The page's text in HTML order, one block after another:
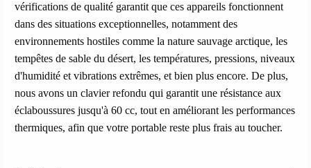
vérifications de qualité garantit que ces appareils fonctionnent
dans des situations exceptionnelles, notamment des
environnements hostiles comme la nature sauvage arctique, les
tempêtes de sable du désert, les températures, pressions, niveaux
d'humidité et vibrations extrêmes, et bien plus encore. De plus,
nous avons un clavier refondu qui garantit une résistance aux
éclaboussures jusqu'à 60 cc, tout en améliorant les performances
thermiques, afin que votre portable reste plus frais au toucher.